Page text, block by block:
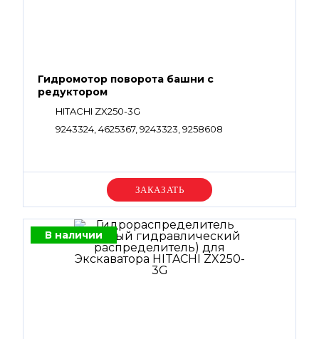
Гидромотор поворота башни с
редуктором
HITACHI ZX250-3G
9243324, 4625367, 9243323, 9258608
Уточняйте цену
В наличии